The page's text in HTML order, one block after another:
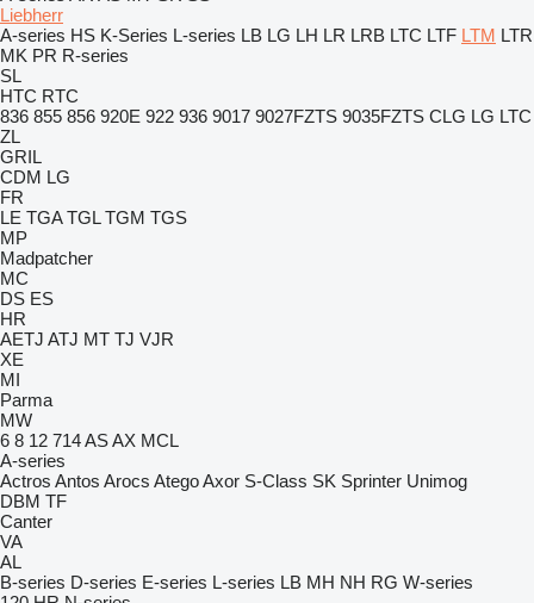
Liebherr
A-series HS K-Series L-series LB LG LH LR LRB LTC LTF LTM LTR
MK PR R-series
SL
HTC RTC
836 855 856 920E 922 936 9017 9027FZTS 9035FZTS CLG LG LTC
ZL
GRIL
CDM LG
FR
LE TGA TGL TGM TGS
MP
Madpatcher
MC
DS ES
HR
AETJ ATJ MT TJ VJR
XE
MI
Parma
MW
6 8 12 714ASAX MCL
A-series
Actros Antos Arocs AtegoAxor S-Class SK Sprinter Unimog
DBM TF
Canter
VA
AL
B-series D-series E-series L-series LB MH NH RG W-series